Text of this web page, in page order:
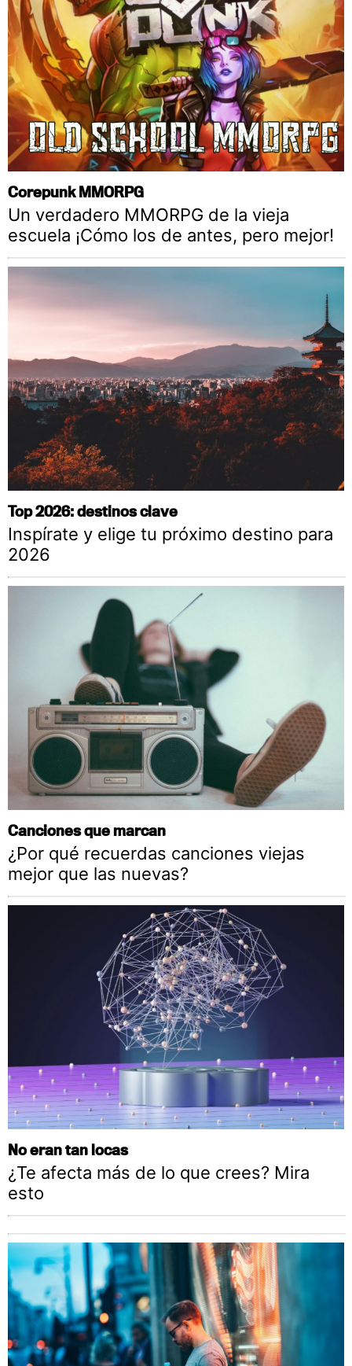
Corepunk MMORPG
Un verdadero MMORPG de la vieja
escuela ¡Cómo los de antes, pero mejor!
Top 2026: destinos clave
Inspírate y elige tu próximo destino para
2026
Canciones que marcan
¿Por qué recuerdas canciones viejas
mejor que las nuevas?
No eran tan locas
¿Te afecta más de lo que crees? Mira
esto